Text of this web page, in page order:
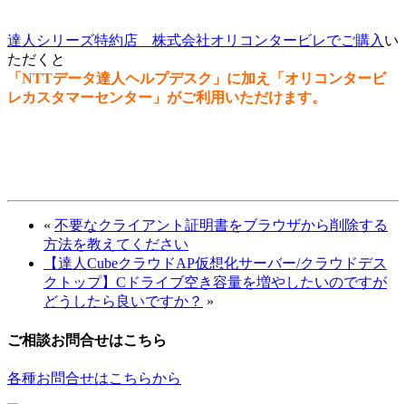
達人シリーズ特約店 株式会社オリコンタービレでご購入 い
ただくと
「NTTデータ達人ヘルプデスク」に加え「オリコンタービ
レカスタマーセンター」がご利用いただけます。
« 不要なクライアント証明書をブラウザから削除する
方法を教えてください
【達人CubeクラウドAP仮想化サーバー/クラウドデス
クトップ】Cドライブ空き容量を増やしたいのですが
どうしたら良いですか？ »
ご相談お問合せはこちら
各種お問合せはこちらから